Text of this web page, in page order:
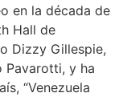
en la década de
Hall de
Dizzy Gillespie,
Pavarotti, y ha
“Venezuela